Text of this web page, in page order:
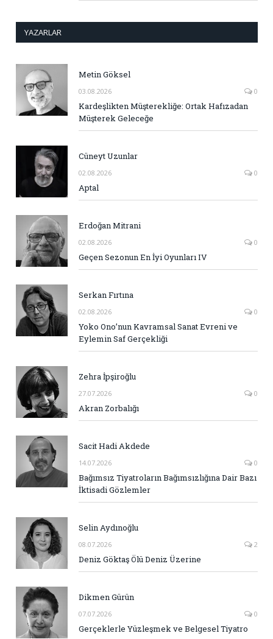
YAZARLAR
Metin Göksel
03.08.2026 0
Kardeşlikten Müşterekliğe: Ortak Hafızadan
Müşterek Geleceğe
Cüneyt Uzunlar
02.08.2026 0
Aptal
Erdoğan Mitrani
02.08.2026 0
Geçen Sezonun En İyi Oyunları IV
Serkan Fırtına
02.08.2026 0
Yoko Ono’nun Kavramsal Sanat Evreni ve
Eylemin Saf Gerçekliği
Zehra İpşiroğlu
27.07.2026 0
Akran Zorbalığı
Sacit Hadi Akdede
14.07.2026 0
Bağımsız Tiyatroların Bağımsızlığına Dair Bazı
İktisadi Gözlemler
Selin Aydınoğlu
08.07.2026 2
Deniz Göktaş Ölü Deniz Üzerine
Dikmen Gürün
07.07.2026 0
Gerçeklerle Yüzleşmek ve Belgesel Tiyatro